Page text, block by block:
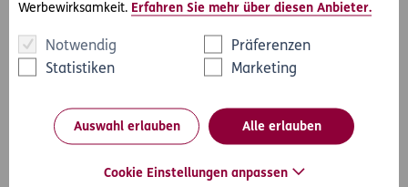
Werbewirksamkeit. Erfahren Sie mehr über diesen Anbieter.
Notwendig
Präferenzen
Statistiken
Marketing
Auswahl erlauben Alle erlauben
Cookie Einstellungen anpassen
#Nachbarschaft & Haustiere Teilen